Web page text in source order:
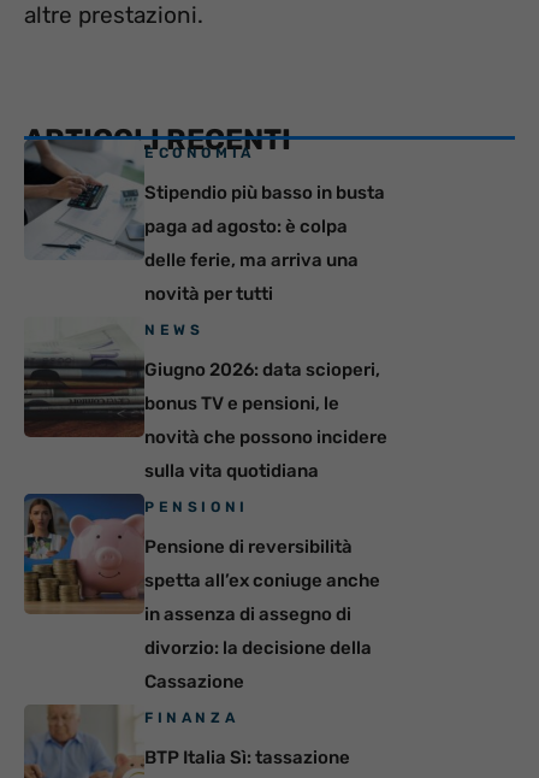
altre prestazioni.
ARTICOLI RECENTI
ECONOMIA
Stipendio più basso in busta
paga ad agosto: è colpa
delle ferie, ma arriva una
novità per tutti
NEWS
Giugno 2026: data scioperi,
bonus TV e pensioni, le
novità che possono incidere
sulla vita quotidiana
PENSIONI
Pensione di reversibilità
spetta all’ex coniuge anche
in assenza di assegno di
divorzio: la decisione della
Cassazione
FINANZA
BTP Italia Sì: tassazione